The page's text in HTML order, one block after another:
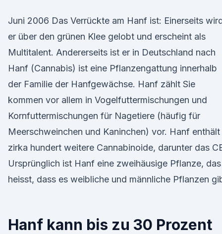
Juni 2006 Das Verrückte am Hanf ist: Einerseits
er über den grünen Klee gelobt und erscheint als
Multitalent. Andererseits ist er in Deutschland nach
Hanf (Cannabis) ist eine Pflanzengattung innerhalb
der Familie der Hanfgewächse. Hanf zählt Sie
kommen vor allem in Vogelfuttermischungen und
Kornfuttermischungen für Nagetiere (häufig für
Meerschweinchen und Kaninchen) vor. Hanf enthält
zirka hundert weitere Cannabinoide, darunter das
Ursprünglich ist Hanf eine zweihäusige Pflanze, das
heisst, dass es weibliche und männliche Pflanzen
Hanf kann bis zu 30 Prozent